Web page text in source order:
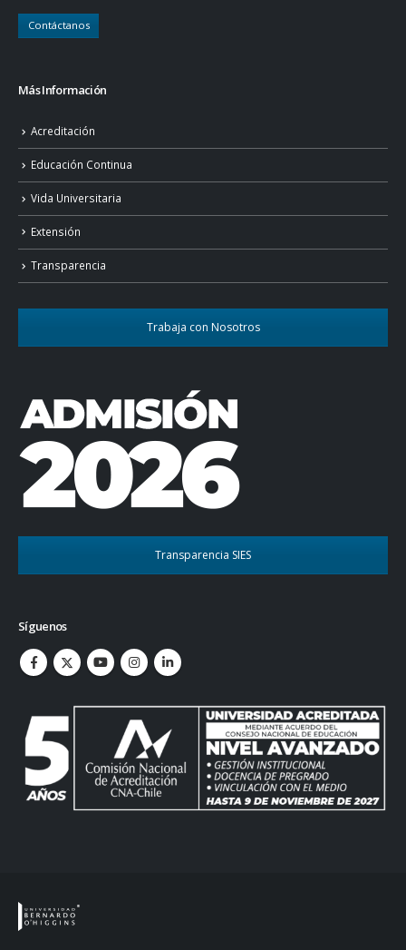
Contáctanos
Más Información
Acreditación
Educación Continua
Vida Universitaria
Extensión
Transparencia
Trabaja con Nosotros
Transparencia SIES
Síguenos